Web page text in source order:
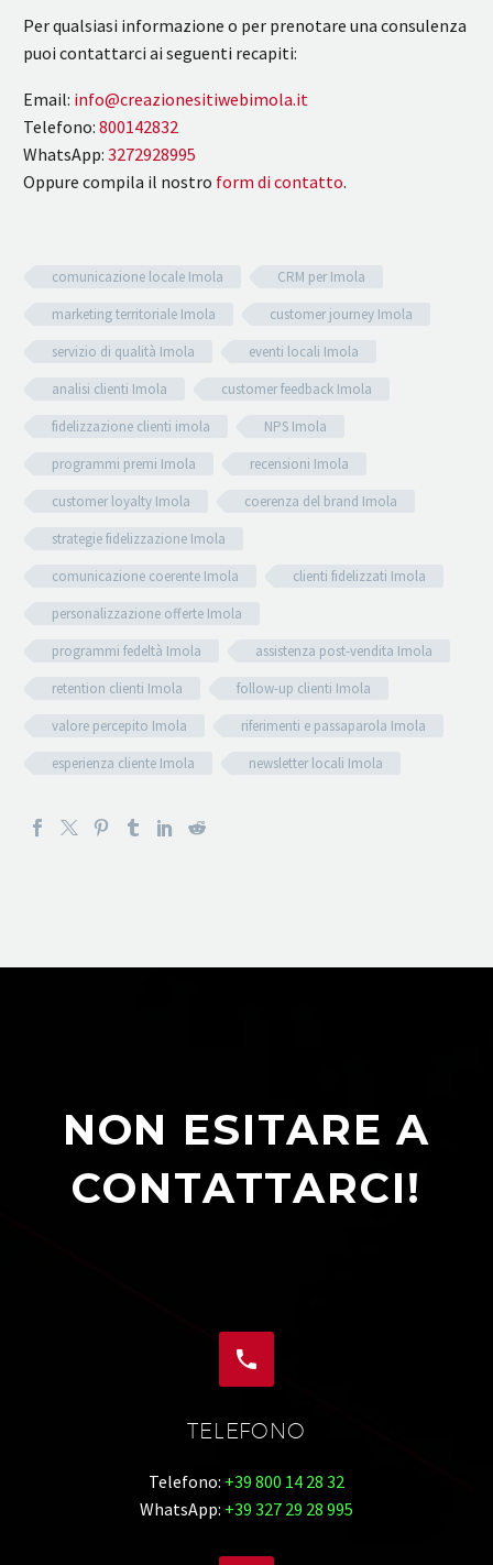
Per qualsiasi informazione o per prenotare una consulenza
puoi contattarci ai seguenti recapiti:
Email: info@creazionesitiwebimola.it
Telefono: 800142832
WhatsApp: 3272928995
Oppure compila il nostro form di contatto.
comunicazione locale Imola
CRM per Imola
marketing territoriale Imola
customer journey Imola
servizio di qualità Imola
eventi locali Imola
analisi clienti Imola
customer feedback Imola
fidelizzazione clienti imola
NPS Imola
programmi premi Imola
recensioni Imola
customer loyalty Imola
coerenza del brand Imola
strategie fidelizzazione Imola
comunicazione coerente Imola
clienti fidelizzati Imola
personalizzazione offerte Imola
programmi fedeltà Imola
assistenza post-vendita Imola
retention clienti Imola
follow-up clienti Imola
valore percepito Imola
riferimenti e passaparola Imola
esperienza cliente Imola
newsletter locali Imola
NON ESITARE A
CONTATTARCI!


TELEFONO
Telefono: +39 800 14 28 32
WhatsApp: +39 327 29 28 995